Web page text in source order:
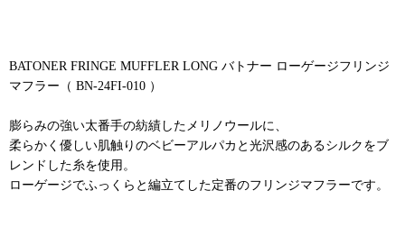
BATONER FRINGE MUFFLER LONG バトナー ローゲージフリンジ
マフラー（ BN-24FI-010 ）
膨らみの強い太番手の紡績したメリノウールに、
柔らかく優しい肌触りのベビーアルパカと光沢感のあるシルクをブ
レンドした糸を使用。
ローゲージでふっくらと編立てした定番のフリンジマフラーです。